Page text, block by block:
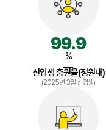
99.9
%
신입생 충원율(정원내)
(2025년 3월 신입생)